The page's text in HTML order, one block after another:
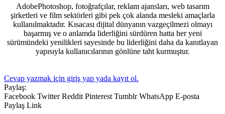
AdobePhotoshop, fotoğrafçılar, reklam ajansları, web tasarım
şirketleri ve film sektörleri gibi pek çok alanda mesleki amaçlarla
kullanılmaktadır. Kısacası dijital dünyanın vazgeçilmezi olmayı
başarmış ve o anlamda liderliğini sürdüren hatta her yeni
sürümündeki yenilikleri sayesinde bu liderliğini daha da kanıtlayan
yapısıyla kullanıcılarının gönlüne taht kurmuştur.
Cevap yazmak için giriş yap yada kayıt ol.
Paylaş:
Facebook Twitter Reddit Pinterest Tumblr WhatsApp E-posta
Paylaş Link